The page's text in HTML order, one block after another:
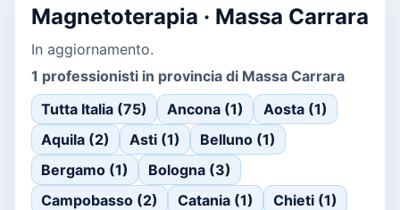
Magnetoterapia · Massa Carrara
In aggiornamento.
1 professionisti in provincia di Massa Carrara
Tutta Italia (75)
Ancona (1)
Aosta (1)
Aquila (2)
Asti (1)
Belluno (1)
Bergamo (1)
Bologna (3)
Campobasso (2)
Catania (1)
Chieti (1)